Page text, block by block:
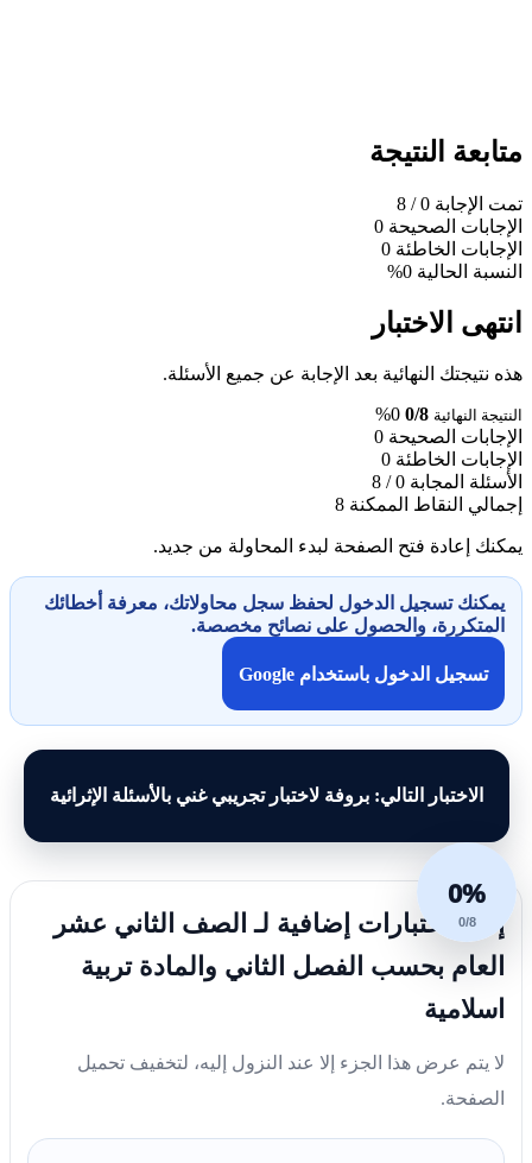
متابعة النتيجة
تمت الإجابة 0
/ 8
الإجابات الصحيحة 0
الإجابات الخاطئة 0
النسبة الحالية 0%
انتهى الاختبار
هذه نتيجتك النهائية بعد الإجابة عن جميع الأسئلة.
النتيجة النهائية 0/8
0%
الإجابات الصحيحة 0
الإجابات الخاطئة 0
الأسئلة المجابة 0 / 8
إجمالي النقاط الممكنة 8
يمكنك إعادة فتح الصفحة لبدء المحاولة من جديد.
يمكنك تسجيل الدخول لحفظ سجل محاولاتك، معرفة أخطائك
المتكررة، والحصول على نصائح مخصصة.
تسجيل الدخول باستخدام Google
الاختبار التالي: بروفة لاختبار تجريبي غني بالأسئلة الإثرائية
0%
0/8
إليك اختبارات إضافية لـ الصف الثاني عشر
العام بحسب الفصل الثاني والمادة تربية
اسلامية
لا يتم عرض هذا الجزء إلا عند النزول إليه، لتخفيف تحميل
الصفحة.